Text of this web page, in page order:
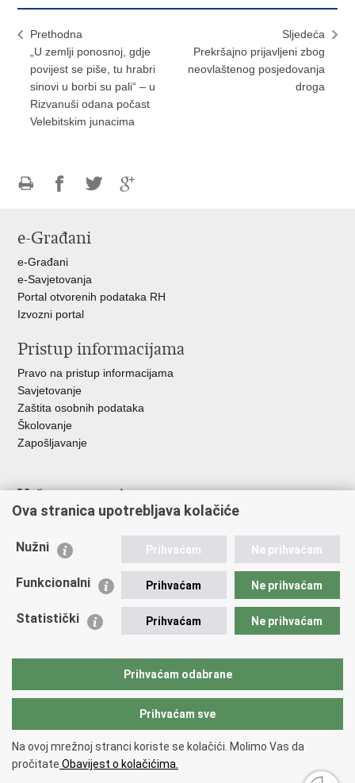
Prethodna
„U zemlji ponosnoj, gdje
povijest se piše, tu hrabri
sinovi u borbi su pali“ – u
Rizvanuši odana počast
Velebitskim junacima
Sljedeća
Prekršajno prijavljeni zbog
neovlaštenog posjedovanja
droga
FacebookuTwitteru
e-Građani
e-Građani
e-Savjetovanja
Portal otvorenih podataka RH
Izvozni portal
Pristup informacijama
Pravo na pristup informacijama
Savjetovanje
Zaštita osobnih podataka
Školovanje
Zapošljavanje
Važne poveznice
Ministarstvo unutarnjih poslova
Udruge
Policijska akademija
Zaklada policijske solidarnosti
Vučetić"
Copyright © 2026 Policijska uprava primorsko-goranska.
korištenja.Izjava o pristupačnosti.
Ova stranica upotrebljava kolačiće
Nužni Prihvaćam Ne prihvaćam
Funkcionalni Prihvaćam Ne prihvaćam
Statistički Prihvaćam Ne prihvaćam
Prihvaćam odabrane
Prihvaćam sve
Na ovoj mrežnoj stranci koriste se kolačići. Molimo Vas da
pročitate Obavijest o kolačićima.